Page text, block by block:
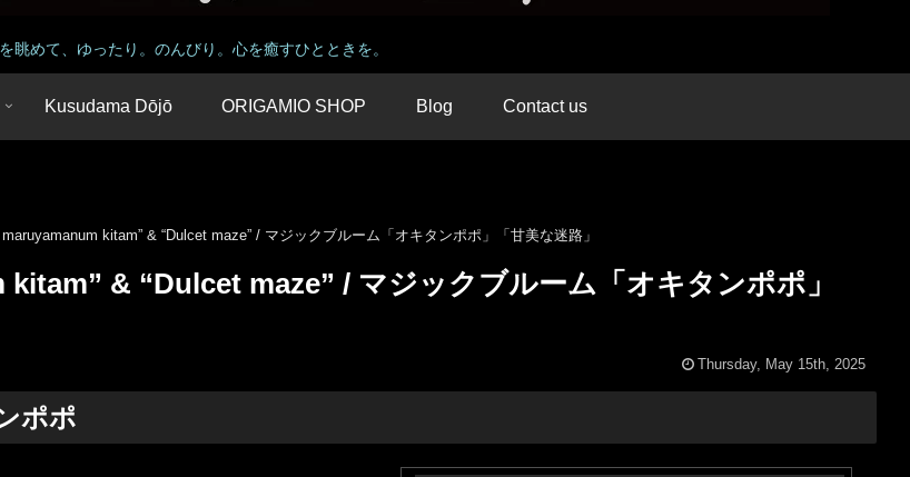
眺めて、ゆったり。のんびり。心を癒すひとときを。
Kusudama Dōjō ORIGAMIO SHOP Blog Contact us
kitam” & “Dulcet maze” / マジックブルーム「オキタンポポ」「甘美な迷路」
& “Dulcet maze” / マジックブルーム「オキタンポポ」
Thursday, May 15th, 2025
ポポ